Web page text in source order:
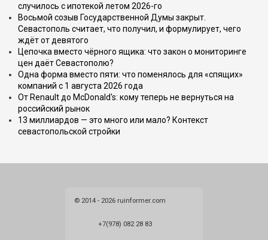
случилось с ипотекой летом 2026-го
Восьмой созыв Государственной Думы закрыт.
Севастополь считает, что получил, и формулирует, чего
ждёт от девятого
Цепочка вместо чёрного ящика: что закон о мониторинге
цен даёт Севастополю?
Одна форма вместо пяти: что поменялось для «спящих»
компаний с 1 августа 2026 года
От Renault до McDonald's: кому теперь не вернуться на
российский рынок
13 миллиардов — это много или мало? Контекст
севастопольской стройки
© 2014 - 2026 ruinformer.com
+7(978) 082 28 83